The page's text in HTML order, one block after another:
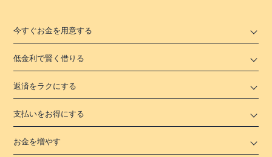
今すぐお金を用意する
低金利で賢く借りる
返済をラクにする
支払いをお得にする
お金を増やす